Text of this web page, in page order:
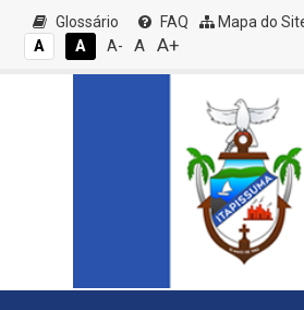
Glossário FAQ Mapa do
A
A A- A A+